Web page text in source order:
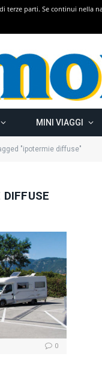
MINI VIAGGI
"ipotermie diffuse"
DIFFUSE
0
parti. Se continui nella